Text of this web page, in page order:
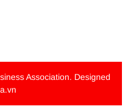
Association. Designed